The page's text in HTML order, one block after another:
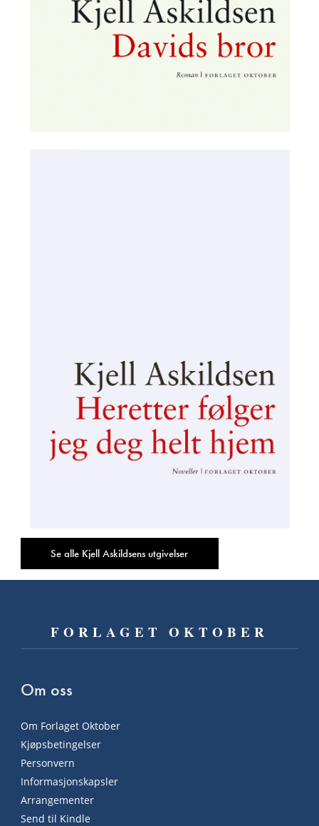
Se alle Kjell Askildsens utgivelser
FORLAGET OKTOBER
Om oss
Om Forlaget Oktober
Kjøpsbetingelser
Personvern
Informasjonskapsler
Arrangementer
Send til Kindle